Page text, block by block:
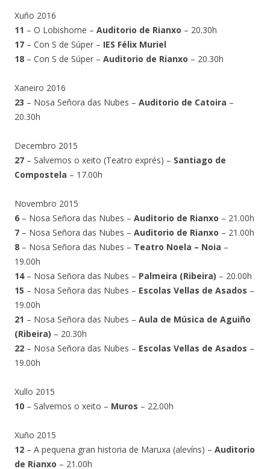
Xuño 2016
11 – O Lobishome – Auditorio de Rianxo – 20.30h
17 – Con S de Súper – IES Félix Muriel
18 – Con S de Súper – Auditorio de Rianxo – 20.30h
Xaneiro 2016
23 – Nosa Señora das Nubes – Auditorio de Catoira –
20.30h
Decembro 2015
27 – Salvemos o xeito (Teatro exprés) – Santiago de
Compostela – 17.00h
Novembro 2015
6 – Nosa Señora das Nubes – Auditorio de Rianxo – 21.00h
7 – Nosa Señora das Nubes – Auditorio de Rianxo – 21.00h
8 – Nosa Señora das Nubes – Teatro Noela – Noia –
19.00h
14– Nosa Señora das Nubes – Palmeira (Ribeira) – 20.00h
15 – Nosa Señora das Nubes – Escolas Vellas de Asados –
19.00h
21 – Nosa Señora das Nubes – Aula de Música de Aguiño
(Ribeira) – 20.30h
22 – Nosa Señora das Nubes – Escolas Vellas de Asados –
19.00h
Xullo 2015
10 – Salvemos o xeito – Muros – 22.00h
Xuño 2015
12 – A pequena gran historia de Maruxa (alevíns) – Auditorio
de Rianxo – 21.00h